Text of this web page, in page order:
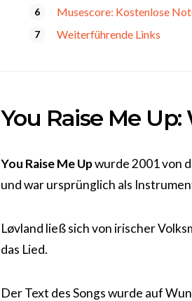
Musescore: Kostenlose
Weiterführende Links
You Raise Me
You Raise Me Upwurde 2001 von
und war ursprünglich als
Løvland ließ sich von irischer
das Lied.
Der Text des Songs wurde auf